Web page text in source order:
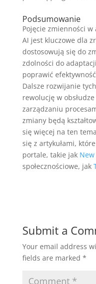
Podsumowanie
Pojęcie zmienności
AI jest kluczowe dla
dostosowują się do
zdolności do
poprawić
Dalsze rozwijanie
rewolucję w
zarządzaniu
zmiany będą
się więcej na ten
się z artykułami,
portale, takie jak
społecznościowe, jak
Submit a
Your email address
fields are marked *